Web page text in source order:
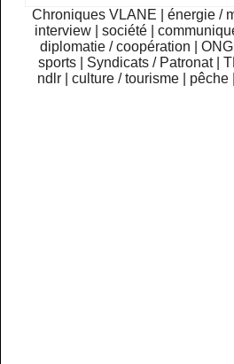
Chroniques VLANE énergie /
interview
|société |
diplomatie / coopération
sports
Syndicats / Patronat
ndlr
|culture / tourisme pêche